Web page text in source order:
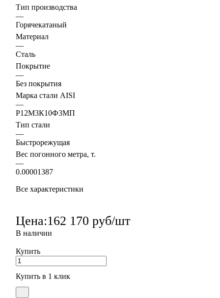
Тип производства
—
Горячекатаный
Материал
—
Сталь
Покрытие
—
Без покрытия
Марка стали AISI
—
Р12М3К10Ф3МП
Тип стали
—
Быстрорежущая
Вес погонного метра, т.
—
0.00001387
Все характеристики
Цена:162 170 руб/шт
В наличии
Купить
Купить в 1 клик